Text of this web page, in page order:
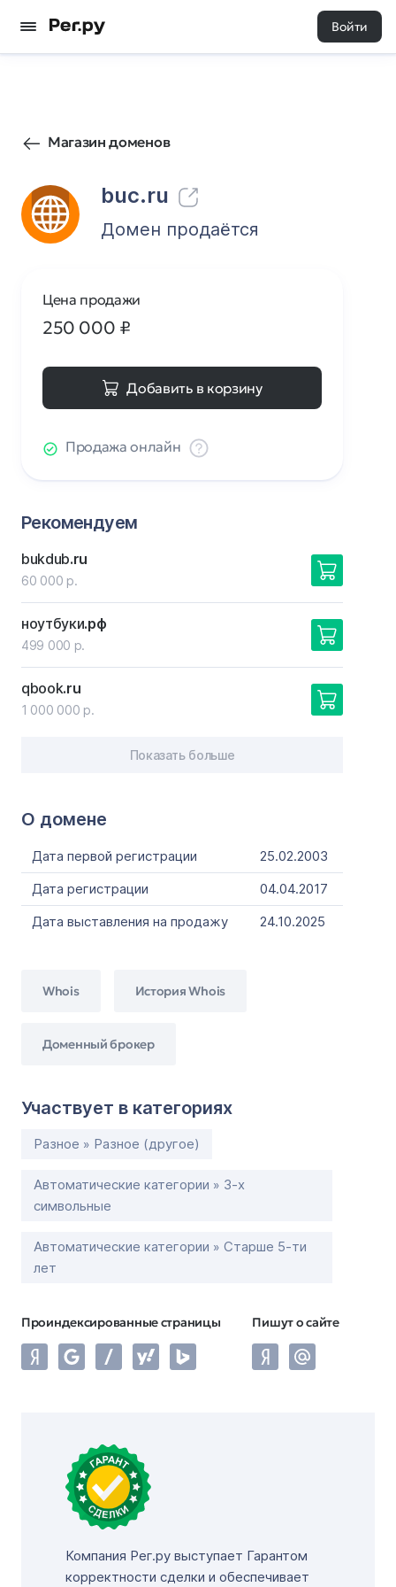
Войти
Магазин доменов
buc.ru
142 0
Домен продаётся
О домене
Дата первой регистрации
25.02.2003
Дата регистрации
04.04.2017
Дата выставления на продажу
24.10.2025
Whois История Whois
Доменный брокер
Участвует в категориях
Разное » Разное (другое)
Автоматические категории » 3-х
символьные
Автоматические категории » Старше 5-ти
лет
Проиндексированные страницы Пишут о сайте
Цена продажи
250 000 ₽
Добавить в корзину
Продажа онлайн
Рекомендуем
bukdub.ru
60 000 р.
ноутбуки.рф
499 000 р.
qbook.ru
1 000 000 р.
Показать больше
Компания Рег.ру выступает Гарантом
корректности сделки и обеспечивает